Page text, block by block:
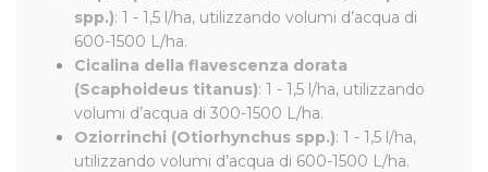
spp.): 1 - 1,5 l/ha, utilizzando volumi d’acqua di
600-1500 L/ha.
Cicalina della flavescenza dorata
(Scaphoideus titanus): 1 - 1,5 l/ha, utilizzando
volumi d’acqua di 300-1500 L/ha.
Oziorrinchi (Otiorhynchus spp.): 1 - 1,5 l/ha,
utilizzando volumi d’acqua di 600-1500 L/ha.